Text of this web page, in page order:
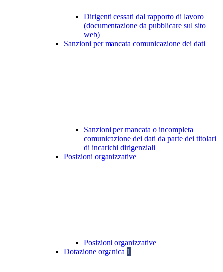
Dirigenti cessati dal rapporto di lavoro
(documentazione da pubblicare sul sito
web)
Sanzioni per mancata comunicazione dei dati
Sanzioni per mancata o incompleta
comunicazione dei dati da parte dei titolari
di incarichi dirigenziali
Posizioni organizzative
Posizioni organizzative
Dotazione organica 1